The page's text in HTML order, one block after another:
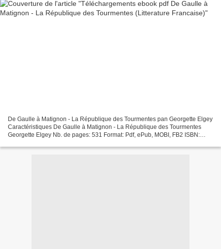
De Gaulle à Matignon - La République des Tourmentes pan Georgette Elgey
Caractéristiques De Gaulle à Matignon - La République des Tourmentes
Georgette Elgey Nb. de pages: 531 Format: Pdf, ePub, MOBI, FB2 ISBN: